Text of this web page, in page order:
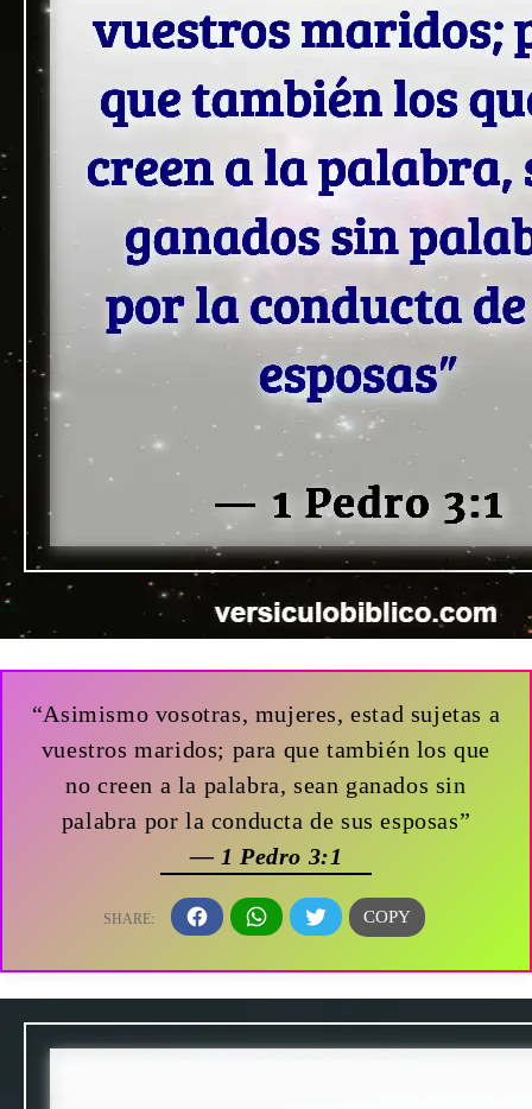
“Asimismo vosotras, mujeres, estad sujetas a
vuestros maridos; para que también los que
no creen a la palabra, sean ganados sin
palabra por la conducta de sus esposas”
— 1 Pedro 3:1